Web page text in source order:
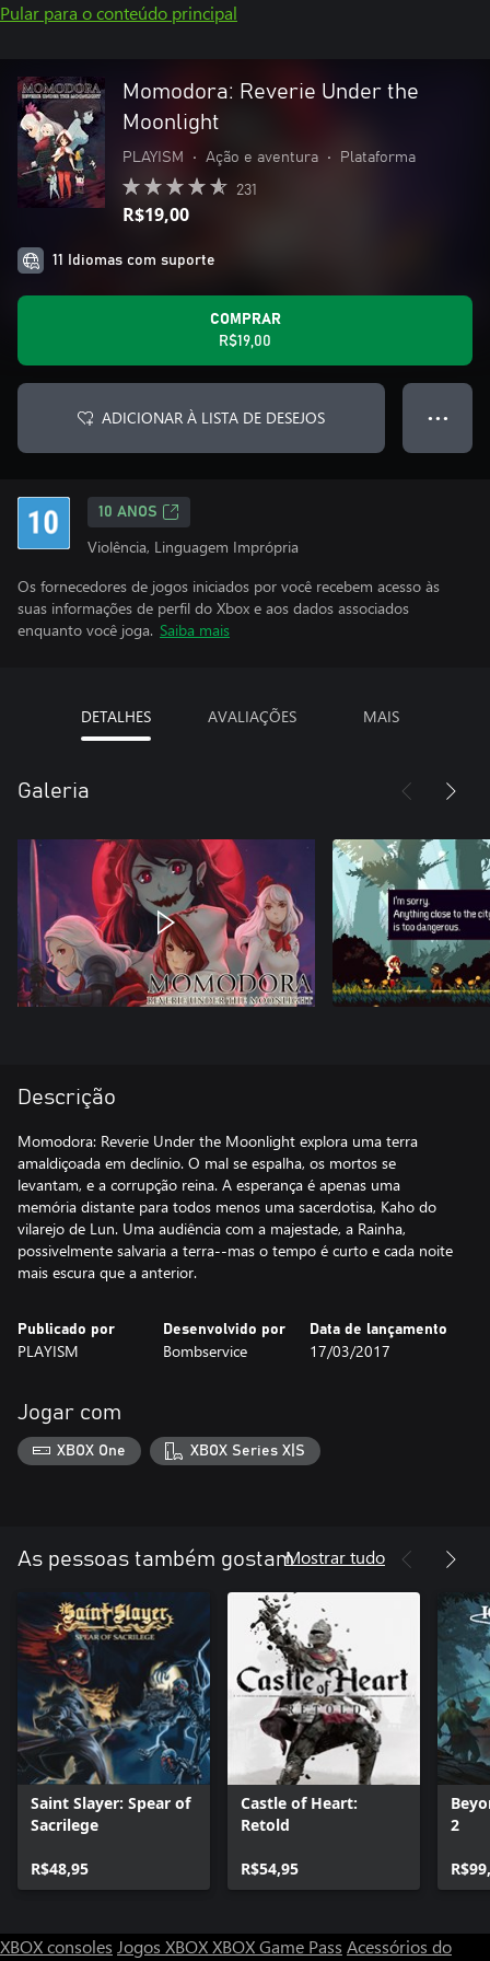
Pular para o conteúdo principal
Momodora: Reverie Under the
Moonlight
PLAYISM • Ação e aventura • Plataforma
231
R$19,00
11 Idiomas com suporte
COMPRAR
R$19,00
ADICIONAR À LISTA DE DESEJOS ● ● ●
10 ANOS
Violência, Linguagem Imprópria
Os fornecedores de jogos iniciados por você recebem acesso às
suas informações de perfil do Xbox e aos dados associados
enquanto você joga. Saiba mais
DETALHES AVALIAÇÕES MAIS
Galeria
Descrição
Momodora: Reverie Under the Moonlight explora uma terra
amaldiçoada em declínio. O mal se espalha, os mortos se
levantam, e a corrupção reina. A esperança é apenas uma
memória distante para todos menos uma sacerdotisa, Kaho do
vilarejo de Lun. Uma audiência com a majestade, a Rainha,
possivelmente salvaria a terra--mas o tempo é curto e cada noite
mais escura que a anterior.
Publicado por
PLAYISM
Desenvolvido por
Bombservice
Data de lançamento
17/03/2017
Jogar com
XBOX One XBOX Series X|S
As pessoas também gostamMostrar tudo
Saint Slayer: Spear of
Sacrilege
R$48,95
Castle of Heart:
Retold
R$54,95
2
XBOX consoles Jogos XBOXXBOX Game Pass Acessórios do